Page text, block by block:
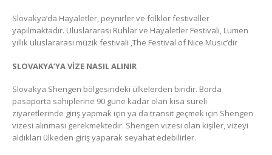
Slovakya’da Hayaletler, peynirler ve folklor festivaller
yapılmaktadır. Uluslararası Ruhlar ve Hayaletler Festivali, Lumen
yıllık uluslararası müzik festivali ,The Festival of Nice Musıc’dir
SLOVAKYA’YA VİZE NASIL ALINIR
Slovakya Shengen bölgesindeki ülkelerden biridir. Borda
pasaporta sahiplerine 90 güne kadar olan kısa süreli
ziyaretlerinde giriş yapmak için ya da transit geçmek için Shengen
vizesi alınması gerekmektedir. Shengen vizesi olan kişiler, vizeyi
aldıkları ülkeden giriş yaparak seyahat edebilirler.